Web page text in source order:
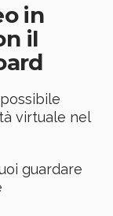
in
il
virtuale nel
guardare